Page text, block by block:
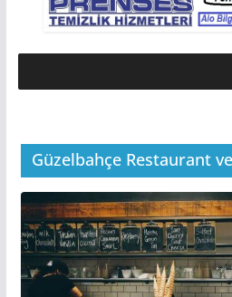
Güzelbahçe Restaurant